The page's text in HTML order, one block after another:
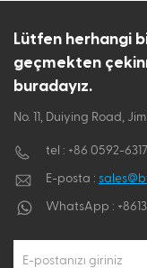
Lütfen herhangi
geçmekten
buradayız.
No. 11, Duiying Road,
tel : +86 0592-
E-posta :
WhatsApp :